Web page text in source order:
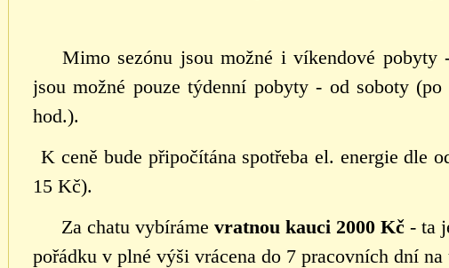
Mimo sezónu jsou možné i víkendové pobyty
jsou možné pouze týdenní pobyty - od soboty
hod.).
K ceně bude připočítána spotřeba el. energie dle
15 Kč).
Za chatu vybíráme vratnou kauci 2000 Kč - ta
pořádku v plné výši vrácena do 7 pracovních dní